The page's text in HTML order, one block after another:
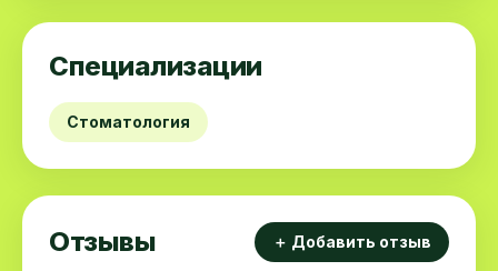
Специализации
Стоматология
Отзывы ＋ Добавить отзыв